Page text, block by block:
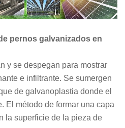
pernos galvanizados en
y se despegan para mostrar
e infiltrante. Se sumergen
de galvanoplastia donde el
El método de formar una capa
la superficie de la pieza de